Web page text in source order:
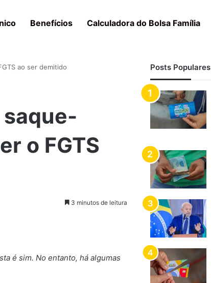
Benefícios Calculadora do Bolsa Família
ao ser demitido
o FGTS
3 minutos de leitura
é sim. No entanto, há algumas
Posts Populares